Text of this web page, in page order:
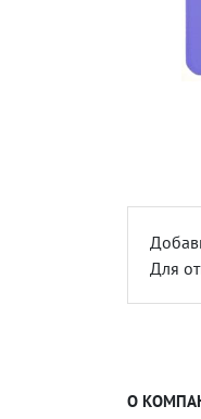
Для
О